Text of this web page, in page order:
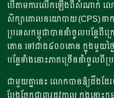
បើតាម​ការលើកឡើងពីសំណាក់
សិក្សា​គោលនយោបាយ (CPS)នាក
ប្រទេសកម្ពុជា​បាននាំចូល​បន្លែ
តោន​ ទៅ​ជាង​៤០០​តោន ​ក្នុង​មួយថ្ងៃ
បន្លែ​ទាំងនោះ​ភាគច្រើន​នាំចូល​ពី​
ជាមួយគ្នានេះ លោកបានឱ្យដឹងដែរថ
បែងចែក​ជា​៣​រដូវ​កាល ​ក្នុងនោះ​